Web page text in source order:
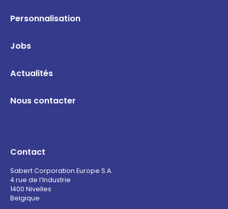
Personnalisation
Jobs
Actualités
Nous contacter
Contact
Sabert Corporation Europe S.A.
4 rue de l’Industrie
1400 Nivelles
Belgique